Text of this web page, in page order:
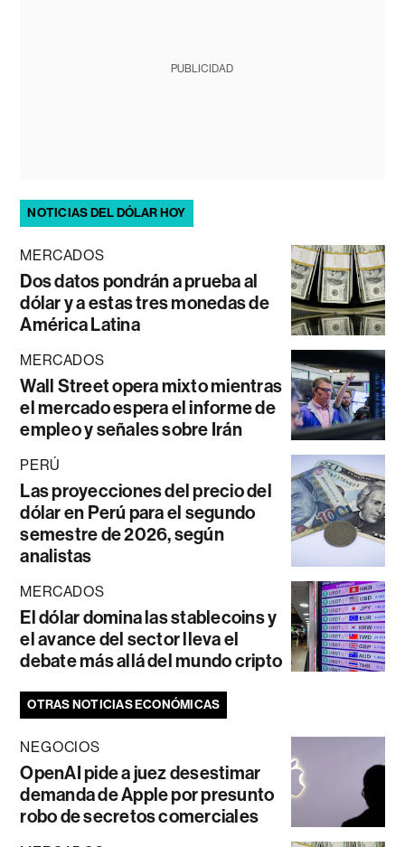
PUBLICIDAD
NOTICIAS DEL DÓLAR HOY
MERCADOS
Dos datos pondrán a prueba al
dólar y a estas tres monedas de
América Latina
MERCADOS
Wall Street opera mixto mientras
el mercado espera el informe de
empleo y señales sobre Irán
PERÚ
Las proyecciones del precio del
dólar en Perú para el segundo
semestre de 2026, según
analistas
MERCADOS
El dólar domina las stablecoins y
el avance del sector lleva el
debate más allá del mundo cripto
OTRAS NOTICIAS ECONÓMICAS
NEGOCIOS
OpenAI pide a juez desestimar
demanda de Apple por presunto
robo de secretos comerciales